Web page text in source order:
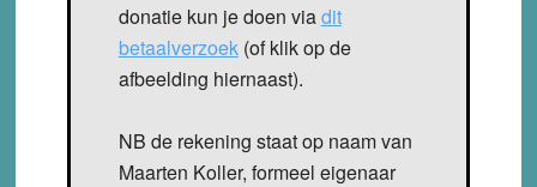
donatie kun je doen viadit
betaalverzoek(of klik op de
afbeelding hiernaast).
NB de rekening staat op naam van
Maarten Koller, formeel eigenaar